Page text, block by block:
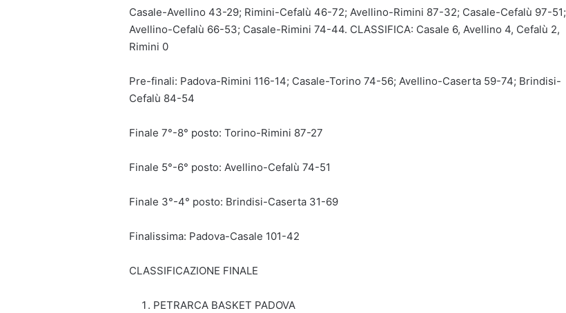
Casale-Avellino 43-29; Rimini-Cefalù 46-72; Avellino-Rimini 87-32; Casale-Cefalù 97-51;
Avellino-Cefalù 66-53; Casale-Rimini 74-44. CLASSIFICA: Casale 6, Avellino 4, Cefalù 2,
Rimini 0
Pre-finali: Padova-Rimini 116-14; Casale-Torino 74-56; Avellino-Caserta 59-74; Brindisi-
Cefalù 84-54
Finale 7°-8° posto: Torino-Rimini 87-27
Finale 5°-6° posto: Avellino-Cefalù 74-51
Finale 3°-4° posto: Brindisi-Caserta 31-69
Finalissima: Padova-Casale 101-42
CLASSIFICAZIONE FINALE
PETRARCA BASKET PADOVA